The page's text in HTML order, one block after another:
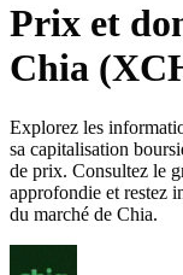
Prix et
Chia
Explorez les
sa capitalisation
de prix. Consultez le
approfondie et restez
du marché de Chia.